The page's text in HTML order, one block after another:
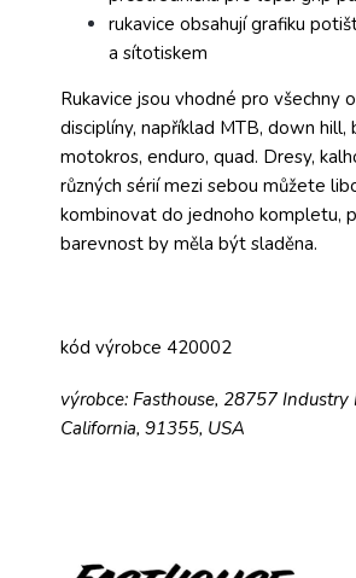
rukavice obsahují grafiku
a sítotiskem
Rukavice jsou vhodné pro všechny
disciplíny, například MTB, down hill,
motokros, enduro, quad. Dresy,
různých sérií mezi sebou můžete
kombinovat do jednoho kompletu,
barevnost by měla být sladěna.
kód výrobce 420002
výrobce: Fasthouse, 28757 Industry
California, 91355, USA